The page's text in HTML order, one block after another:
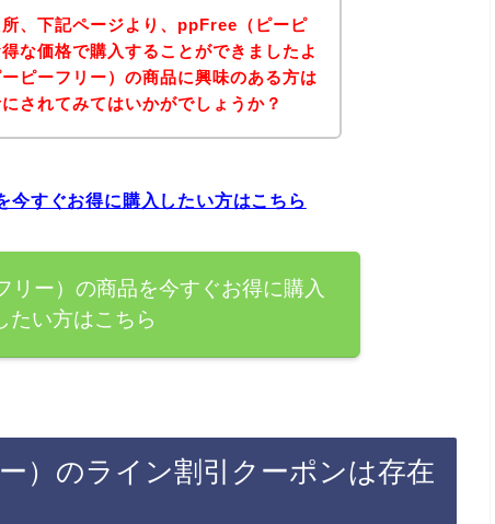
、下記ページより、ppFree（ピーピ
な価格で購入することができましたよ
ピーフリー）の商品に興味のある方は
されてみてはいかがでしょうか？
すぐお得に購入したい方はこちら
リー）の商品を今すぐお得に購入
たい方はこちら
）のライン割引クーポンは存在